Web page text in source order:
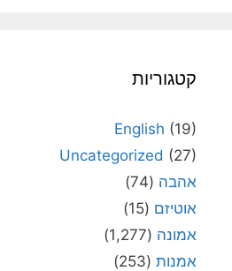
קטגוריות
English (19)
Uncategorized (27)
אהבה (74)
אוטיזם (15)
אמונה (1,277)
אמנות (253)